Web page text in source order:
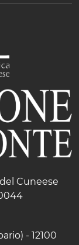
Cuneese
- 12100